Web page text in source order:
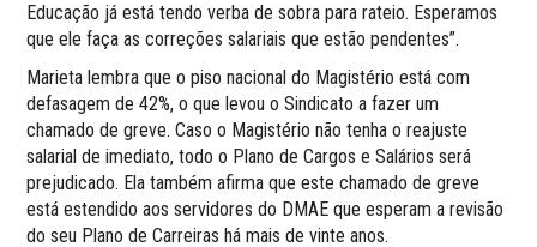
Educação já está tendo verba de sobra para rateio. Esperamos
que ele faça as correções salariais que estão pendentes”.
Marieta lembra que o piso nacional do Magistério está com
defasagem de 42%, o que levou o Sindicato a fazer um
chamado de greve. Caso o Magistério não tenha o reajuste
salarial de imediato, todo o Plano de Cargos e Salários será
prejudicado. Ela também afirma que este chamado de greve
está estendido aos servidores do DMAE que esperam a revisão
do seu Plano de Carreiras há mais de vinte anos.